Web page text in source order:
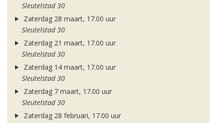
Sleutelstad 30
Zaterdag 28 maart, 17.00 uur
Sleutelstad 30
Zaterdag 21 maart, 17.00 uur
Sleutelstad 30
Zaterdag 14 maart, 17.00 uur
Sleutelstad 30
Zaterdag 7 maart, 17.00 uur
Sleutelstad 30
Zaterdag 28 februari, 17.00 uur